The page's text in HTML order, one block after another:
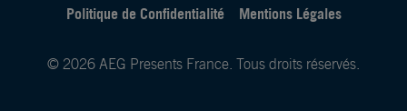
Politique de Confidentialité
Mentions Légales
© 2026 AEG Presents France. Tous droits réservés.